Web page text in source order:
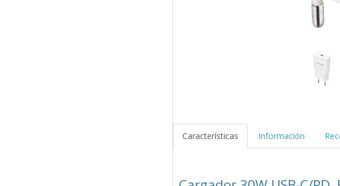
Características Información